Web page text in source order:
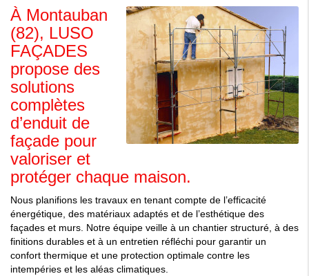
À Montauban
(82), LUSO
FAÇADES
propose des
solutions
complètes
d’enduit de
façade pour
valoriser et
protéger chaque maison.
Nous planifions les travaux en tenant compte de l’efficacité
énergétique, des matériaux adaptés et de l’esthétique des
façades et murs. Notre équipe veille à un chantier structuré, à des
finitions durables et à un entretien réfléchi pour garantir un
confort thermique et une protection optimale contre les
intempéries et les aléas climatiques.